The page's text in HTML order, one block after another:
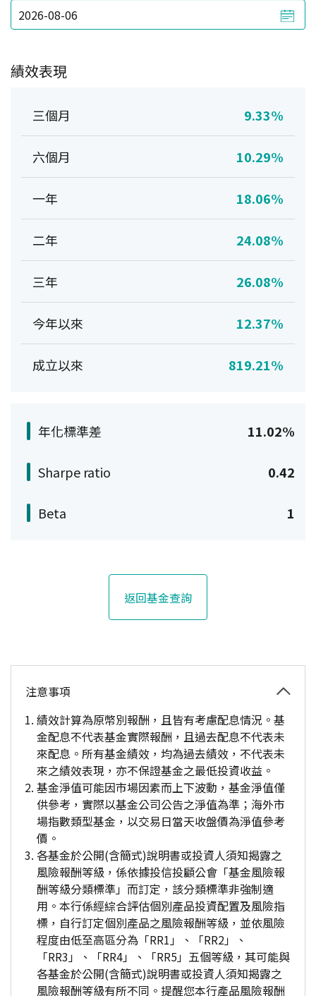
績效表現
三個月 9.33%
六個月 10.29%
一年 18.06%
二年 24.08%
三年 26.08%
今年以來 12.37%
成立以來 819.21%
年化標準差 11.02%
Sharpe ratio 0.42
Beta 1
返回基金查詢
注意事項
績效計算為原幣別報酬，且皆有考慮配息情況。基
金配息不代表基金實際報酬，且過去配息不代表未
來配息。所有基金績效，均為過去績效，不代表未
來之績效表現，亦不保證基金之最低投資收益。
基金淨值可能因市場因素而上下波動，基金淨值僅
供參考，實際以基金公司公告之淨值為準；海外市
場指數類型基金，以交易日當天收盤價為淨值參考
價。
各基金於公開(含簡式)說明書或投資人須知揭露之
風險報酬等級，係依據投信投顧公會「基金風險報
酬等級分類標準」而訂定，該分類標準非強制適
用。本行係經綜合評估個別產品投資配置及風險指
標，自行訂定個別產品之風險報酬等級，並依風險
程度由低至高區分為「RR1」、「RR2」、
「RR3」、「RR4」、「RR5」五個等級，其可能與
各基金於公開(含簡式)說明書或投資人須知揭露之
風險報酬等級有所不同。提醒您本行產品風險報酬